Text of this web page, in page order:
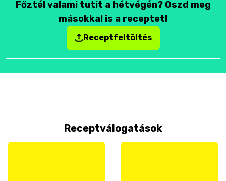
Főztél valami tutit a hétvégén? Oszd meg
másokkal is a receptet!
Receptfeltöltés
Receptválogatások